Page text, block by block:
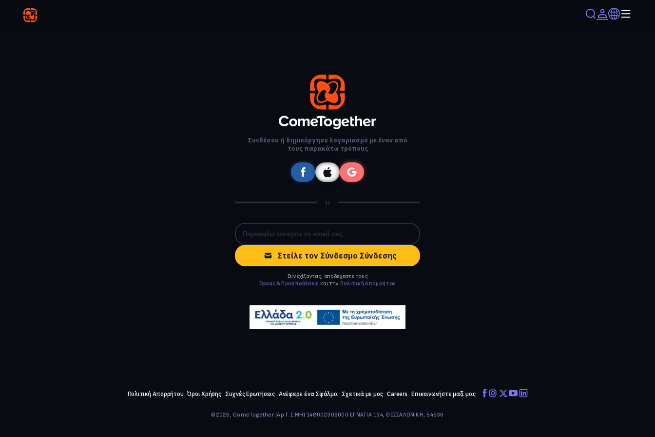
Συνδέσου ή δημιούργησε λογαριασμό με έναν από
τους παρακάτω τρόπους
Ή
Στείλε τον Σύνδεσμο Σύνδεσης
Συνεχίζοντας, αποδέχεστε τους
Όρους & Προϋποθέσεις και την Πολιτική Απορρήτου
Πολιτική Απορρήτου Όροι Χρήσης Συχνές Ερωτήσεις Ανέφερε ένα Σφάλμα Σχετικά με μας Careers Επικοινωνήστε μαζί μας
©2026, ComeTogether·(Αρ.Γ.Ε.ΜΗ) 148002306000·ΕΓΝΑΤΙΑ 154, ΘΕΣΣΑΛΟΝΙΚΗ, 54636